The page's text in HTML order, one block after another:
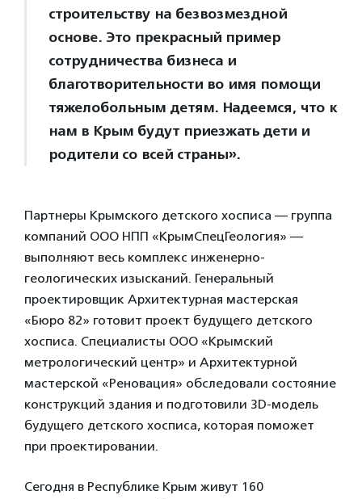
строительству на безвозмездной
основе. Это прекрасный пример
сотрудничества бизнеса и
благотворительности во имя помощи
тяжелобольным детям. Надеемся, что к
нам в Крым будут приезжать дети и
родители со всей страны».
Партнеры Крымского детского хосписа — группа
компаний ООО НПП «КрымСпецГеология» —
выполняют весь комплекс инженерно-
геологических изысканий. Генеральный
проектировщик Архитектурная мастерская
«Бюро 82» готовит проект будущего детского
хосписа. Специалисты ООО «Крымский
метрологический центр» и Архитектурной
мастерской «Реновация» обследовали состояние
конструкций здания и подготовили 3D-модель
будущего детского хосписа, которая поможет
при проектировании.
Сегодня в Республике Крым живут 160